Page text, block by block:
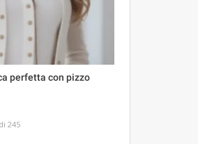
perfetta con pizzo
245